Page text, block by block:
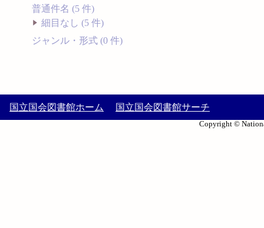
普通件名 (5 件)
細目なし (5 件)
ジャンル・形式 (0 件)
国立国会図書館ホーム 国立国会図書館サーチ
Copyright ©